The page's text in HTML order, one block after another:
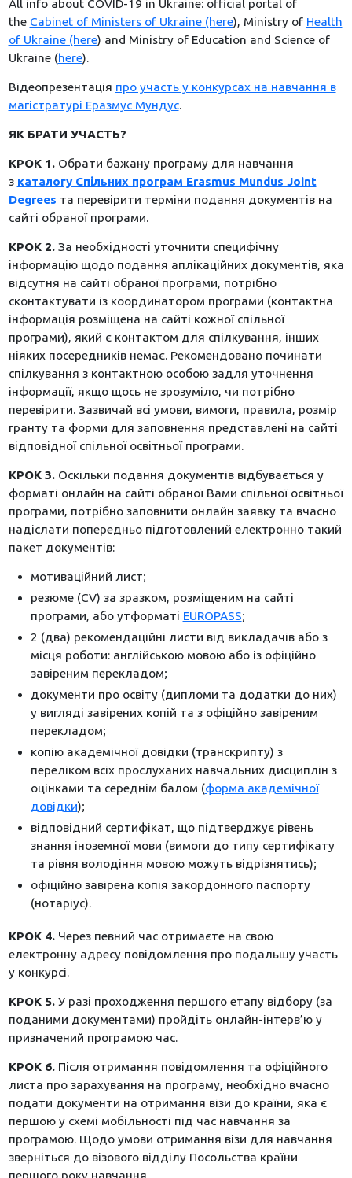
All info about COVID-19 in Ukraine: official portal of
the Cabinet of Ministers of Ukraine (here), Ministry of Health
of Ukraine (here) and Ministry of Education and Science of
Ukraine (here).
Відеопрезентація про участь у конкурсах на навчання в
магістратурі Еразмус Мундус.
ЯК БРАТИ УЧАСТЬ?
КРОК 1.Обрати бажану програму для навчання
з каталогу Спільних програм Erasmus Mundus Joint
Degrees та перевірити терміни подання документів на
сайті обраної програми.
КРОК 2.За необхідності уточнити специфічну
інформацію щодо подання аплікаційних документів, яка
відсутня на сайті обраної програми, потрібно
сконтактувати із координатором програми (контактна
інформація розміщена на сайті кожної спільної
програми), який є контактом для спілкування, інших
ніяких посередників немає. Рекомендовано починати
спілкування з контактною особою задля уточнення
інформації, якщо щось не зрозуміло, чи потрібно
перевірити. Зазвичай всі умови, вимоги, правила, розмір
гранту та форми для заповнення представлені на сайті
відповідної спільної освітньої програми.
КРОК 3.Оскільки подання документів відбувається у
форматі онлайн на сайті обраної Вами спільної освітньої
програми, потрібно заповнити онлайн заявку та вчасно
надіслати попередньо підготовлений електронно такий
пакет документів:
мотиваційний лист;
резюме (CV) за зразком, розміщеним на сайті
програми, або утформаті EUROPASS;
2 (два) рекомендаційні листи від викладачів або з
місця роботи: англійською мовою або із офіційно
завіреним перекладом;
документи про освіту (дипломи та додатки до них)
у вигляді завірених копій та з офіційно завіреним
перекладом;
копію академічної довідки (транскрипту) з
переліком всіх прослуханих навчальних дисциплін з
оцінками та середнім балом (форма академічної
довідки);
відповідний сертифікат, що підтверджує рівень
знання іноземної мови (вимоги до типу сертифікату
та рівня володіння мовою можуть відрізнятись);
офіційно завірена копія закордонного паспорту
(нотаріус).
КРОК 4.Через певний час отримаєте на свою
електронну адресу повідомлення про подальшу участь
у конкурсі.
КРОК 5.У разі проходження першого етапу відбору (за
поданими документами) пройдіть онлайн-інтерв’ю у
призначений програмою час.
КРОК 6.Після отримання повідомлення та офіційного
листа про зарахування на програму, необхідно вчасно
подати документи на отримання візи до країни, яка є
першою у схемі мобільності під час навчання за
програмою. Щодо умови отримання візи для навчання
зверніться до візового відділу Посольства країни
першого року навчання.